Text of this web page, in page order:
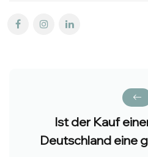
Ist der Kauf
Deutschland eine